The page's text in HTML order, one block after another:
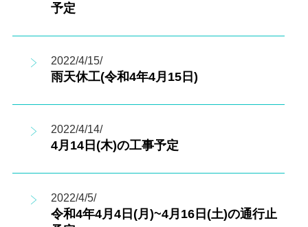
予定
2022/4/15/
雨天休工(令和4年4月15日)
2022/4/14/
4月14日(木)の工事予定
2022/4/5/
令和4年4月4日(月)~4月16日(土)の通行止